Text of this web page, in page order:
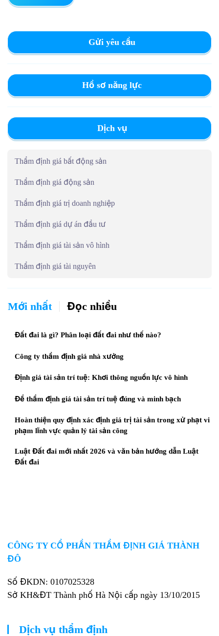
Gửi yêu cầu
Hồ sơ năng lực
Dịch vụ
Thẩm định giá bất động sản
Thẩm định giá động sản
Thẩm định giá trị doanh nghiệp
Thẩm định giá dự án đầu tư
Thẩm định giá tài sản vô hình
Thẩm định giá tài nguyên
Mới nhất Đọc nhiều
Đất đai là gì? Phân loại đất đai như thế nào?
Công ty thẩm định giá nhà xưởng
Định giá tài sản trí tuệ: Khơi thông nguồn lực vô hình
Để thẩm định giá tài sản trí tuệ đúng và minh bạch
Hoàn thiện quy định xác định giá trị tài sản trong xử phạt vi
phạm lĩnh vực quản lý tài sản công
Luật Đất đai mới nhất 2026 và văn bản hướng dẫn Luật
Đất đai
CÔNG TY CỔ PHẦN THẨM ĐỊNH GIÁ THÀNH
ĐÔ
Số ĐKDN: 0107025328
Sở KH&ĐT Thành phố Hà Nội cấp ngày 13/10/2015
Dịch vụ thẩm định